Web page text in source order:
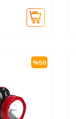
%50